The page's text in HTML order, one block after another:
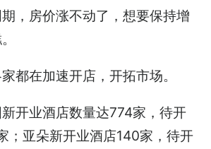
，房价涨不动了，想要保持增
都在加速开店，开拓市场。
开业酒店数量达774家，待开
；亚朵新开业酒店140家，待开